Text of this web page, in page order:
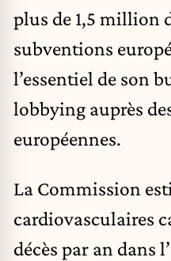
plus de 1,5 million
subventions
l’essentiel de son
lobbying auprès
européennes.
La Commission
cardiovasculaires
décès par an dans